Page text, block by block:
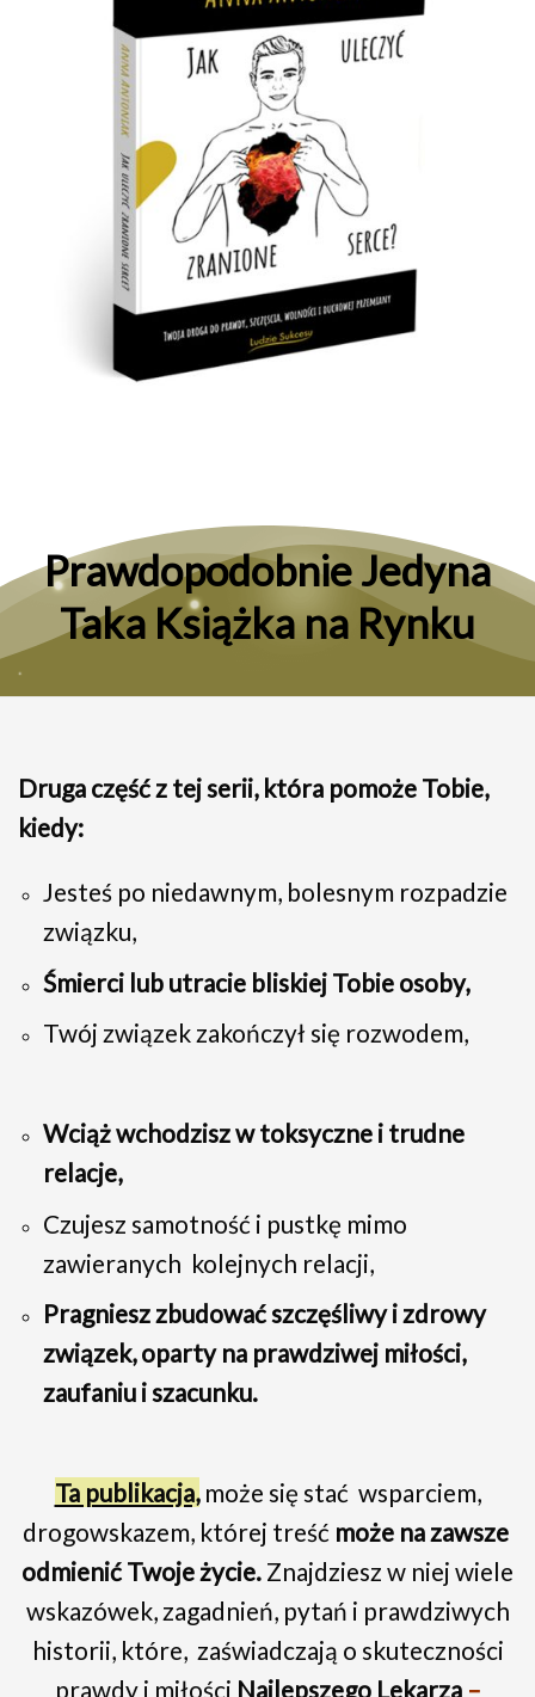
Prawdopodobnie Jedyna
Taka Książka na Rynku
Druga część z tej serii, która pomoże Tobie,
kiedy:
Jesteś po niedawnym, bolesnym rozpadzie
związku,
Śmierci lub utracie bliskiej Tobie osoby,
Twój związek zakończył się rozwodem,
Wciąż wchodzisz w toksyczne i trudne
relacje,
Czujesz samotność i pustkę mimo
zawieranych kolejnych relacji,
Pragniesz zbudować szczęśliwy i zdrowy
związek, oparty na prawdziwej miłości,
zaufaniu i szacunku.
Ta publikacja,może się stać wsparciem,
drogowskazem, której treść może na zawsze
odmienić Twoje życie. Znajdziesz w niej wiele
wskazówek, zagadnień, pytań i prawdziwych
historii, które, zaświadczają o skuteczności
prawdy i miłości Najlepszego Lekarza –